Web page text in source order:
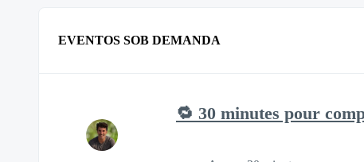
EVENTOS SOB DEMANDA
🔁 30 minutes pour